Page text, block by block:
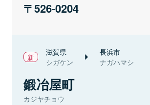
526-0204
滋賀県
シガケン
長浜市
ナガハマシ
鍛冶屋町
カジヤチョウ